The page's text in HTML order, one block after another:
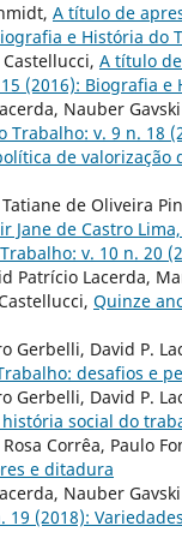
A título de
e História do
A título
(2016): Biografia
Nauber
Trabalho: v. 9 n. 18
de valorização
de Oliveira
Jane de Castro
v. 10 n. 20
Patrício Lacerda,
Quinze
Gerbelli, David P.
desafios e
Gerbelli, David P.
social do
Corrêa, Paulo
e ditadura
Nauber
19 (2018):